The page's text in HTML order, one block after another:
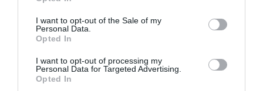
I want to opt-out of the Sale of my
Personal Data.
Opted In
I want to opt-out of processing my
Personal Data for Targeted Advertising.
Opted In